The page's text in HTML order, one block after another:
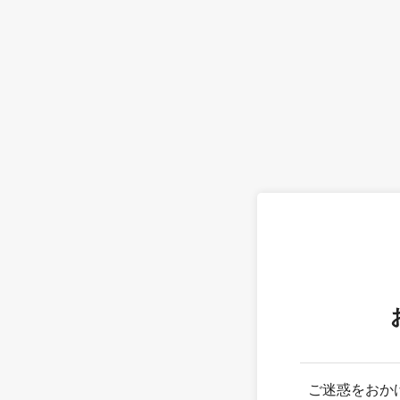
ご迷惑をおか